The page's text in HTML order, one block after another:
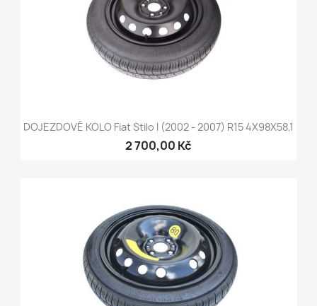
DOJEZDOVÉ KOLO Fiat Stilo I (2002 - 2007) R15 4X98X58,1
2 700,00 Kč